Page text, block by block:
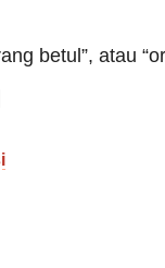
betul”, atau